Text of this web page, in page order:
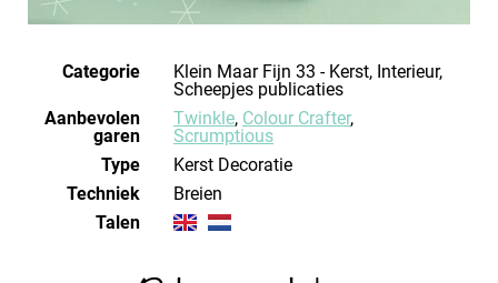
Categorie
Klein Maar Fijn 33 - Kerst, Interieur,
Scheepjes publicaties
Aanbevolen
garen
Twinkle, Colour Crafter,
Scrumptious
Type
Kerst Decoratie
Techniek
breien
Talen